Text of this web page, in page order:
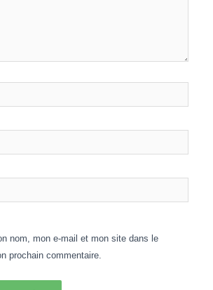
nom, mon e-mail et mon site dans le
prochain commentaire.